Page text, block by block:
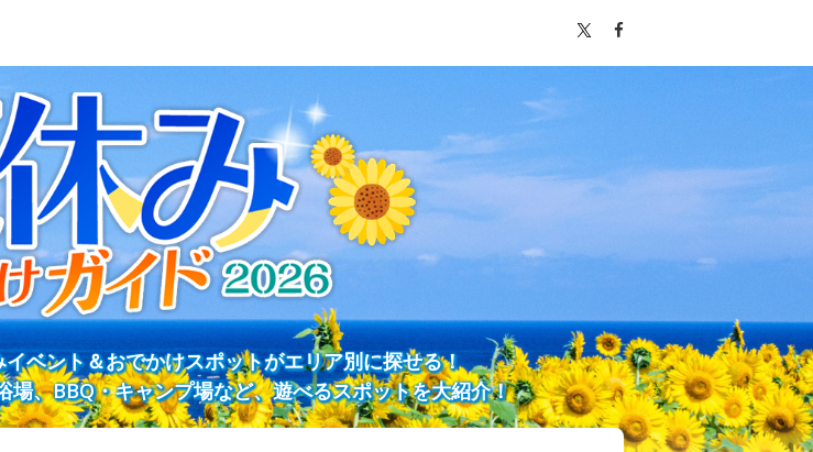
ベント＆おでかけスポットがエリア別に探せる！
、BBQ・キャンプ場など、遊べるスポットを大紹介！